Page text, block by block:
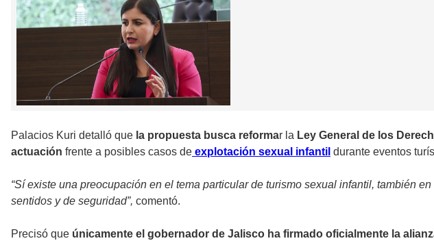
Palacios Kuri detalló que la propuesta busca reformar la Ley General de los
actuación frente a posibles casos de explotación sexual infantil durante eventos
“Sí existe una preocupación en el tema particular de turismo sexual infantil, también
sentidos y de seguridad”, comentó.
Precisó que únicamente el gobernador de Jalisco ha firmado oficialmente la